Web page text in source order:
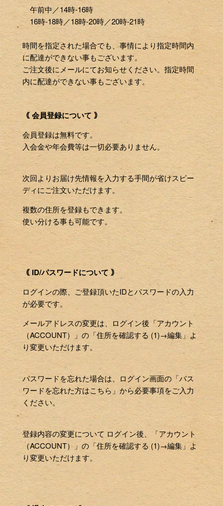
午前中／14時-16時
16時-18時／18時-20時／20時-21時
時間を指定された場合でも、事情により指定時間内
に配達ができない事もございます。
ご注文後にメールにてお知らせください。指定時間
内に配達ができない事もございます。
｟ 会員登録について ｠
会員登録は無料です。
入会金や年会費等は一切必要ありません。
次回よりお届け先情報を入力する手間が省けスピー
ディにご注文いただけます。
複数の住所を登録もできます。
使い分ける事も可能です。
｟ ID/パスワードについて ｠
ログインの際、ご登録頂いたIDとパスワードの入力
が必要です。
メールアドレスの変更は、ログイン後「アカウント
（ACCOUNT）」の「住所を確認する (1)→編集」よ
り変更いただけます。
パスワードを忘れた場合は、ログイン画面の「パス
ワードを忘れた方はこちら」から必要事項をご入力
ください。
登録内容の変更について ログイン後、「アカウント
（ACCOUNT）」の「住所を確認する (1)→編集」よ
り変更いただけます。